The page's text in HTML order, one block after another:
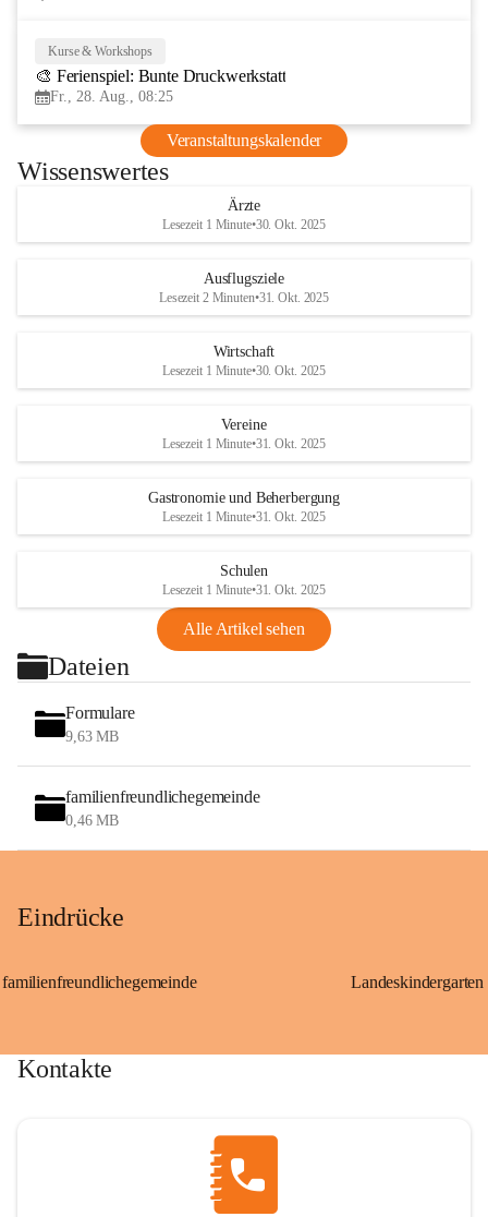
Kurse & Workshops
🎨 Ferienspiel: Bunte Druckwerkstatt
Fr., 28. Aug., 08:25
Veranstaltungskalender
Wissenswertes
Ärzte
Lesezeit 1 Minute•30. Okt. 2025
Ausflugsziele
Lesezeit 2 Minuten•31. Okt. 2025
Wirtschaft
Lesezeit 1 Minute•30. Okt. 2025
Vereine
Lesezeit 1 Minute•31. Okt. 2025
Gastronomie und Beherbergung
Lesezeit 1 Minute•31. Okt. 2025
Schulen
Lesezeit 1 Minute•31. Okt. 2025
Alle Artikel sehen
Dateien
Formulare
9,63 MB
familienfreundlichegemeinde
0,46 MB
Eindrücke
familienfreundlichegemeinde
Kontakte